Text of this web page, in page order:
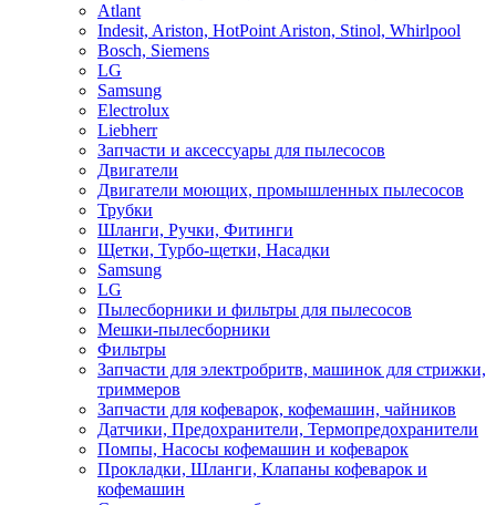
Atlant
Indesit, Ariston, HotPoint Ariston, Stinol, Whirlpool
Bosch, Siemens
LG
Samsung
Electrolux
Liebherr
Запчасти и аксессуары для пылесосов
Двигатели
Двигатели моющих, промышленных пылесосов
Трубки
Шланги, Ручки, Фитинги
Щетки, Турбо-щетки, Насадки
Samsung
LG
Пылесборники и фильтры для пылесосов
Мешки-пылесборники
Фильтры
Запчасти для электробритв, машинок для стрижки,
триммеров
Запчасти для кофеварок, кофемашин, чайников
Датчики, Предохранители, Термопредохранители
Помпы, Насосы кофемашин и кофеварок
Прокладки, Шланги, Клапаны кофеварок и
кофемашин